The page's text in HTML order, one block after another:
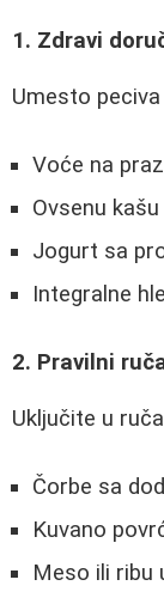
1. Zdravi
Umesto
Voće na
Ovsenu
Jogurt sa
Integralne
2. Pravilni
Uključite u
Čorbe sa
Kuvano
Meso ili ribu